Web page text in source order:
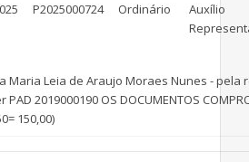
P2025000724 Ordinário
Auxílio
Maria Leia de Araujo Moraes Nunes - pela
2019000190 OS DOCUMENTOS
150,00)